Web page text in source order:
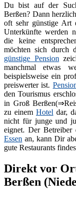
Du bist auf der
Berßen? Dann
oft sehr günstige Art
Unterkünfte werden
die keine
möchten sich durch
günstige Pension
manchmal etwas
beispielsweise ein
preiswerter ist.
den Tourismus
in Groß
zu einem Hotel dar,
nicht für junge und
eignet. Der Betreiber
Essen an, kann Dir
gute Restaurants
Direkt vor
Berßen